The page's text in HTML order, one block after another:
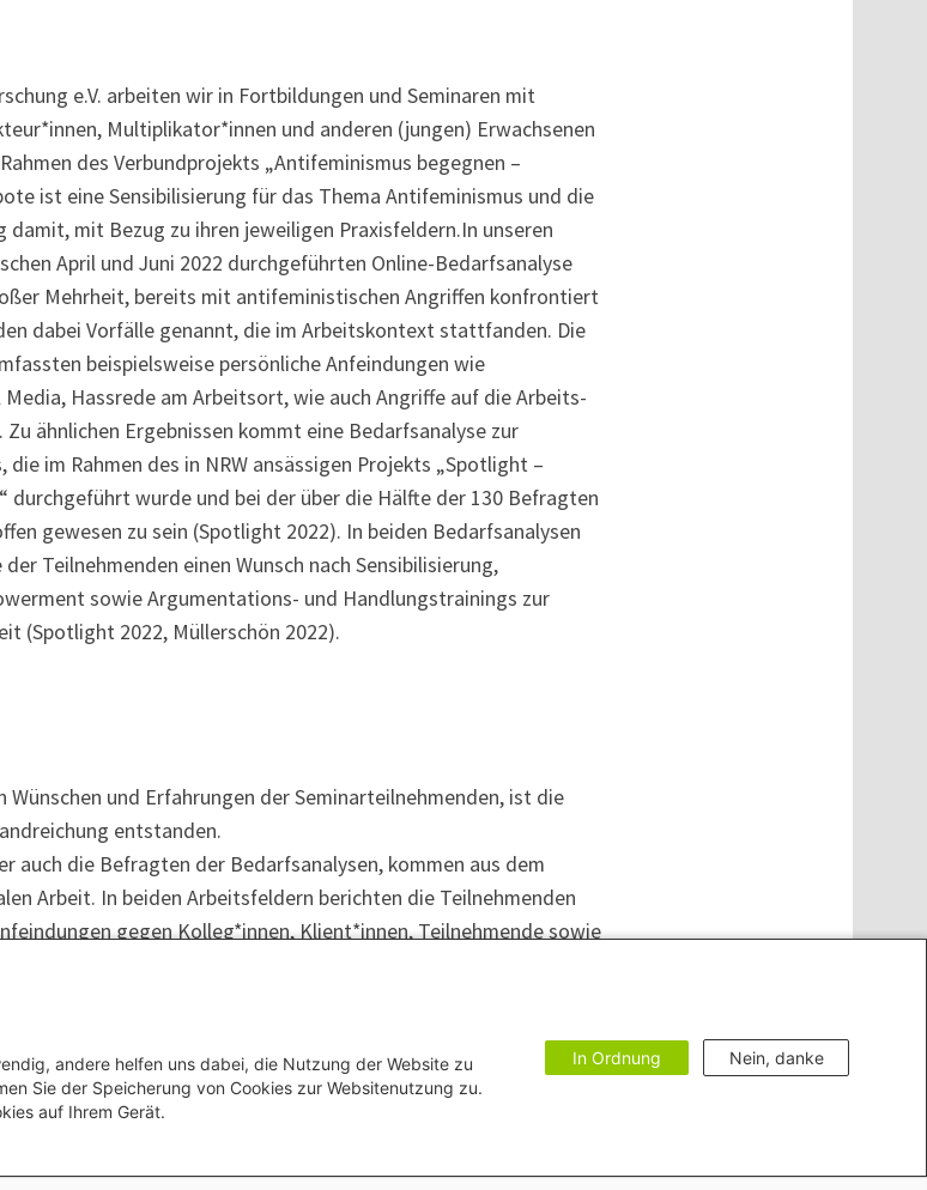
e.V. arbeiten wir in Fortbildungen und Seminaren mit
Multiplikator*innen und anderen (jungen) Erwachsenen
des Verbundprojekts „Antifeminismus begegnen –
ist eine Sensibilisierung für das Thema Antifeminismus und die
mit Bezug zu ihren jeweiligen Praxisfeldern.In unseren
April und Juni 2022 durchgeführten Online-Bedarfsanalyse
Mehrheit, bereits mit antifeministischen Angriffen konfrontiert
dabei Vorfälle genannt, die im Arbeitskontext stattfanden. Die
beispielsweise persönliche Anfeindungen wie
Hassrede am Arbeitsort, wie auch Angriffe auf die Arbeits-
ähnlichen Ergebnissen kommt eine Bedarfsanalyse zur
im Rahmen des in NRW ansässigen Projekts „Spotlight –
durchgeführt wurde und bei der über die Hälfte der 130 Befragten
gewesen zu sein (Spotlight 2022). In beiden Bedarfsanalysen
Teilnehmenden einen Wunsch nach Sensibilisierung,
sowie Argumentations- und Handlungstrainings zur
(Spotlight 2022, Müllerschön 2022).
und Erfahrungen der Seminarteilnehmenden, ist die
entstanden.
auch die Befragten der Bedarfsanalysen, kommen aus dem
Arbeit. In beiden Arbeitsfeldern berichten die Teilnehmenden
gegen Kolleg*innen, Klient*innen, Teilnehmende sowie
Arbeit liegen sowie auf didaktischen Vorüberlegungen dazu,
thematisiert und bearbeitet werden kann.
andere helfen uns dabei, die Nutzung der Website zu
Sie der Speicherung von Cookies zur Websitenutzung zu.
auf Ihrem Gerät.
In Ordnung Nein, danke